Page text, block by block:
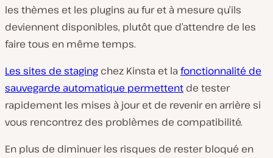
les thèmes et les plugins au fur et à mesure qu’ils
deviennent disponibles, plutôt que d’attendre de les
faire tous en même temps.
Les sites de staging chez Kinsta et la fonctionnalité de
sauvegarde automatique permettent de tester
rapidement les mises à jour et de revenir en arrière si
vous rencontrez des problèmes de compatibilité.
En plus de diminuer les risques de rester bloqué en